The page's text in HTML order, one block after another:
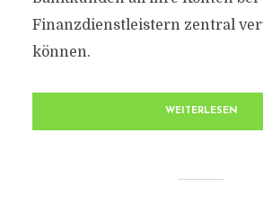
Finanzdienstleistern zentral
können.
WEITERLESEN